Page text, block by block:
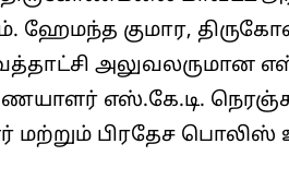
ஹேமந்த குமார,
அலுவலருமான
எஸ்.கே.டி.
பிரதேச